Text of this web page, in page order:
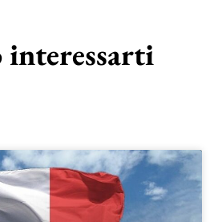
interessarti